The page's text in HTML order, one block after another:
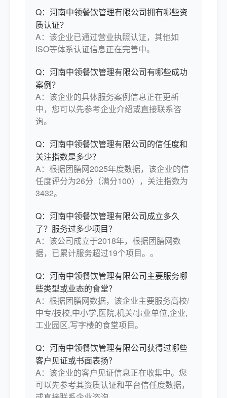
禾鲜农副产品配送中心等部门。 累积合作单
位有清华大学、北京大学、北京城市学院、
英国绿龙集团、大理学院、开封市第十中、
通许实验中学、大同中学、开封市第一高级
中学、杞县第一高级中学，郑州娅丽达服饰
集团、淮河医院杞县分院、武陟中学、开封
祥符区实验小学、延津县职业高中、禹州职
业高中、台湾敏实集团、中粮集团，北京奔
驰、利星奔驰、鹏龙万通奔驰、驰星奔驰、
中国太平洋保险公司、河南省交通厅、郑州
技大学、津巴布韦电建项目、美国.加拿大中
资机构等企事业单位。创新是企业在激烈的
市场竞争中求生存、求发展的一种必然选
择，企业为求得在生产经营与社会经济中合
理同步发展，创新就更显得迫切和重要。创
新是一项系统工程，包括制度创新、产品创
新、管理创新等，中领餐饮集团力求全面创
新，从而达到更高更好的服务目标。集团公
司宗旨安全、卫生、营养、健康、诚信、专
业服务理念厚德服务于客户，与客户共同发
展，自强员工队伍。客户满意、甲方满意、
员工满意，是我们的第一目标。公司精神敬
业、求实、创新、进取敬业——中领餐饮的
根本 求实——中领餐饮的原则创新——中领
餐饮的灵魂 进取——中领餐饮的引擎质量方
生。采绿色食品，做营养饭菜，保食品安
全，创一流伙食。管理理念制度化管理，规
范化管理，人性化管理，科学化管理。抓培
训、提素质、创品牌、树形象、重节约、讲
Q：河南中领餐饮管理有限公司拥有哪些资
质认证？
A：该企业已通过营业执照认证，其他如
ISO等体系认证信息正在完善中。
Q：河南中领餐饮管理有限公司有哪些成功
案例？
A：该企业的具体服务案例信息正在更新
中，您可以先参考企业介绍或直接联系咨
询。
Q：河南中领餐饮管理有限公司的信任度和
关注指数是多少？
A：根据团膳网2025年度数据，该企业的信
任度评分为26分（满分100），关注指数为
3432。
Q：河南中领餐饮管理有限公司成立多久
了？服务过多少项目？
A：该公司成立于2018年，根据团膳网数
据，已累计服务超过19个项目。。
Q：河南中领餐饮管理有限公司主要服务哪
些类型或业态的食堂？
A：根据团膳网数据，该企业主要服务高校/
中专/技校,中小学,医院,机关/事业单位,企业,
工业园区,写字楼的食堂项目。
Q：河南中领餐饮管理有限公司获得过哪些
客户见证或书面表扬？
A：该企业的客户见证信息正在收集中。您
可以先参考其资质认证和平台信任度数据，